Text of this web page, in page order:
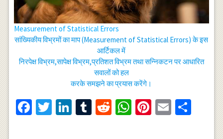
Measurement of Statistical Errors
सांख्यिकीय विभ्रमों का माप (Measurement of Statistical Errors) के इस
आर्टिकल में
निरपेक्ष विभ्रम,सापेक्ष विभ्रम,प्रतिशत विभ्रम तथा सन्निकटन पर आधारित
सवालों को हल
करके समझने का प्रयास करेंगे।
Facebook
Twitter
LinkedIn
Tumblr
RedditWhatsApp
Pinterest
Email